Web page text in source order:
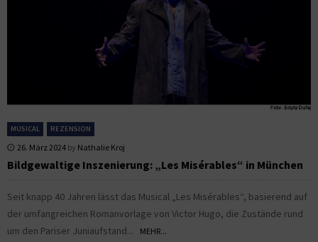
MUSICAL REZENSION
26. März 2024 by Nathalie Kroj
Bildgewaltige Inszenierung: „Les Misérables“ in München
Seit knapp 40 Jahren lässt das Musical „Les Misérables“, basierend auf
der umfangreichen Romanvorlage von Victor Hugo, die Zustände rund
um den Pariser Juniaufstand...
MEHR...